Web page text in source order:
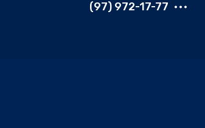
(97) 972-17-77